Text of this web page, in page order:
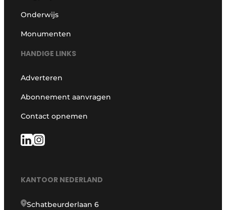
Onderwijs
Monumenten
HANDIGE LINKS
Adverteren
Abonnement aanvragen
Contact opnemen
KANTOOR NEDERLAND
Schatbeurderlaan 6